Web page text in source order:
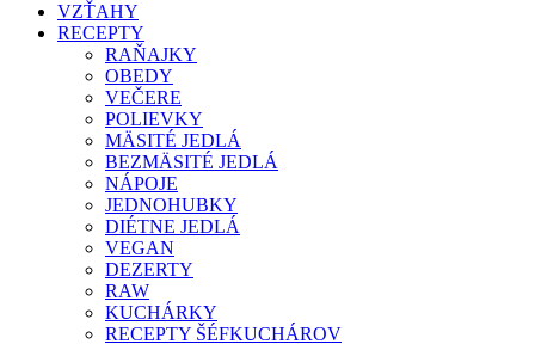
VZŤAHY
RECEPTY
RAŇAJKY
OBEDY
VEČERE
POLIEVKY
MÄSITÉ JEDLÁ
BEZMÄSITÉ JEDLÁ
NÁPOJE
JEDNOHUBKY
DIÉTNE JEDLÁ
VEGAN
DEZERTY
RAW
KUCHÁRKY
RECEPTY ŠÉFKUCHÁROV